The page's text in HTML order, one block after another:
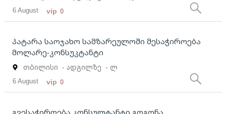
6 August vip 0
პატარა საოჯახო სამზარეულოში მესაჭიროება
მოლარე-კონსუკტანტი
თბილისი - ადგილზე - ლ
6 August vip 0